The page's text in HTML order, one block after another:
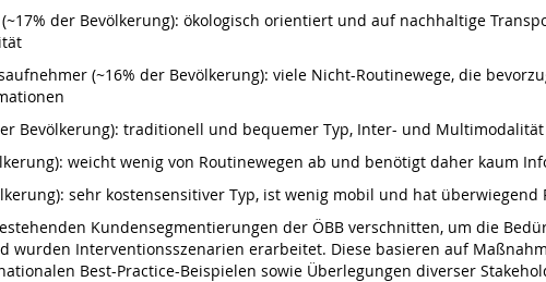
der Bevölkerung): ökologisch orientiert und auf nachhaltige
(~16% der Bevölkerung): viele Nicht-Routinewege, die
Bevölkerung): traditionell und bequemer Typ, Inter- und
weicht wenig von Routinewegen ab und benötigt daher kaum
sehr kostensensitiver Typ, ist wenig mobil und hat
Kundensegmentierungen der ÖBB verschnitten, um die
wurden Interventionsszenarien erarbeitet. Diese basieren auf
Best-Practice-Beispielen sowie Überlegungen diverser